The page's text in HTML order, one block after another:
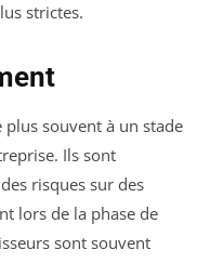
strictes.
souvent à un stade
Ils sont
risques sur des
lors de la phase de
sont souvent